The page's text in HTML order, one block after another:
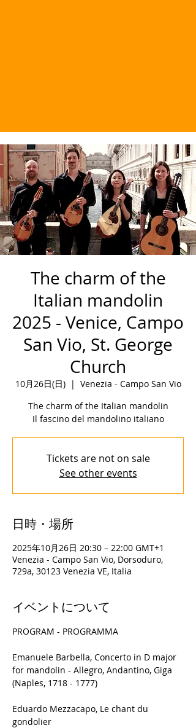
The charm of the
Italian mandolin
2025 - Venice, Campo
San Vio, St. George
Church
10月26日(日)
  |
Venezia - Campo San Vio
The charm of the Italian mandolin
Il fascino del mandolino italiano
Tickets are not on sale
See other events
日時・場所
2025年10月26日 20:30 – 22:00 GMT+1
Venezia - Campo San Vio, Dorsoduro,
729a, 30123 Venezia VE, Italia
イベントについて
PROGRAM - PROGRAMMA
Emanuele Barbella, Concerto in D major
for mandolin - Allegro, Andantino, Giga
(Naples, 1718 - 1777)
Eduardo Mezzacapo, Le chant du
gondolier